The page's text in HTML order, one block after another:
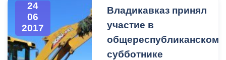
выступают Комитет
молодежной политики,
физической культуры и
спорта АМС г.
24
06
2017
Владикавказ принял
участие в
общереспубликанском
субботнике